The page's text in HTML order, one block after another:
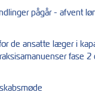
pågår - afvent
de ansatte læger i
fase 2